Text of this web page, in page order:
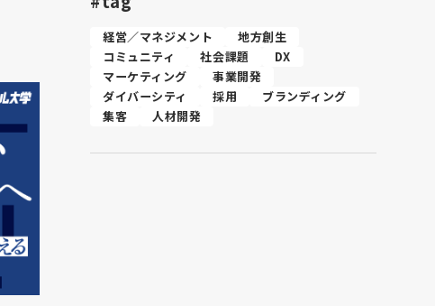
経営／マネジメント
地方創生
コミュニティ
社会課題
DX
マーケティング
事業開発
ダイバーシティ
採用
ブランディング
集客
人材開発